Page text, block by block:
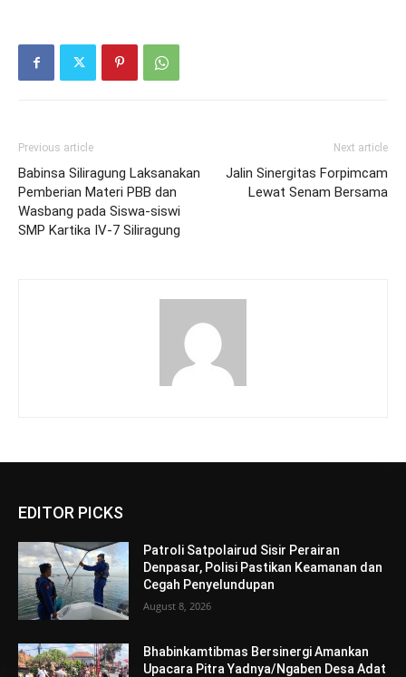
Previous article
Babinsa Siliragung Laksanakan
Pemberian Materi PBB dan
Wasbang pada Siswa-siswi
SMP Kartika IV-7 Siliragung
Next article
Jalin Sinergitas Forpimcam
Lewat Senam Bersama
EDITOR PICKS
Patroli Satpolairud Sisir Perairan
Denpasar, Polisi Pastikan Keamanan dan
Cegah Penyelundupan
August 8, 2026
Bhabinkamtibmas Bersinergi Amankan
Upacara Pitra Yadnya/Ngaben Desa Adat